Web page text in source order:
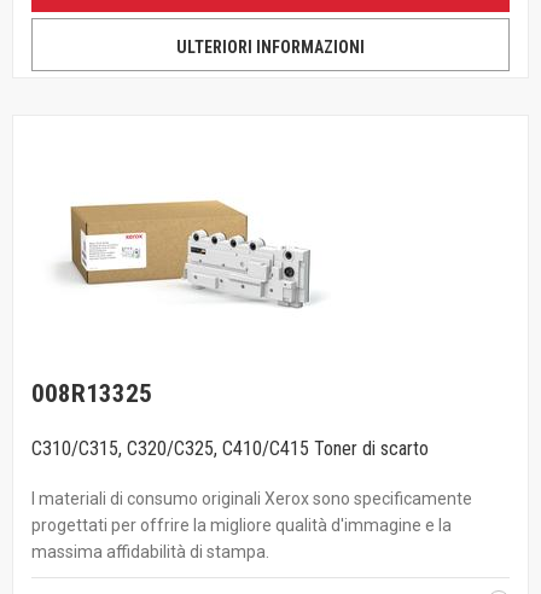
ULTERIORI INFORMAZIONI
008R13325
C310/C315, C320/C325, C410/C415 Toner di scarto
I materiali di consumo originali Xerox sono specificamente
progettati per offrire la migliore qualità d'immagine e la
massima affidabilità di stampa.